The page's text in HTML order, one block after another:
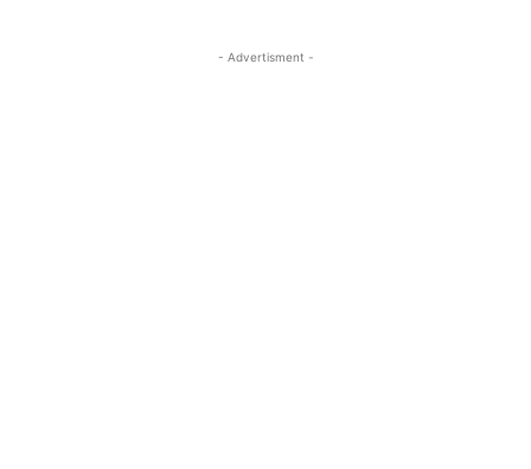
- Advertisment -